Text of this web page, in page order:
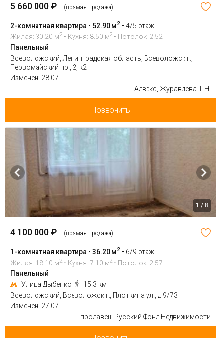
5 660 000 ₽ (прямая продажа)
2-комнатная квартира • 52.90 м2 • 4/5 этаж
Жилая: 30.20 м2 • Кухня: 8.50 м2 • Потолок: 2.52
Панельный
Всеволожский, Ленинградская область, Всеволожск г.,
Первомайский пр., 2, к2
Изменен: 28.07
Адвекс, Журавлева Т.Н.
Позвонить
1 / 8
4 100 000 ₽ (прямая продажа)
1-комнатная квартира • 36.20 м2 • 6/9 этаж
Жилая: 18.10 м2 • Кухня: 7.10 м2 • Потолок: 2.57
Панельный
Улица Дыбенко
15.3 км
Всеволожский, Всеволожск г., Плоткина ул., д 9/73
Изменен: 27.07
продавец: Русский Фонд Недвижимости